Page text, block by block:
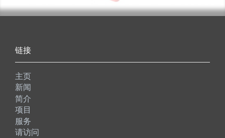
链接
主页
新闻
简介
项目
服务
请访问